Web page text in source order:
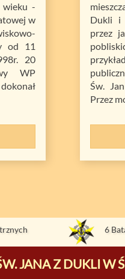
wieku -
w
od 11
20
WP
Dukli i
przez
Św.
Przez
6
JANA Z DUKLI W